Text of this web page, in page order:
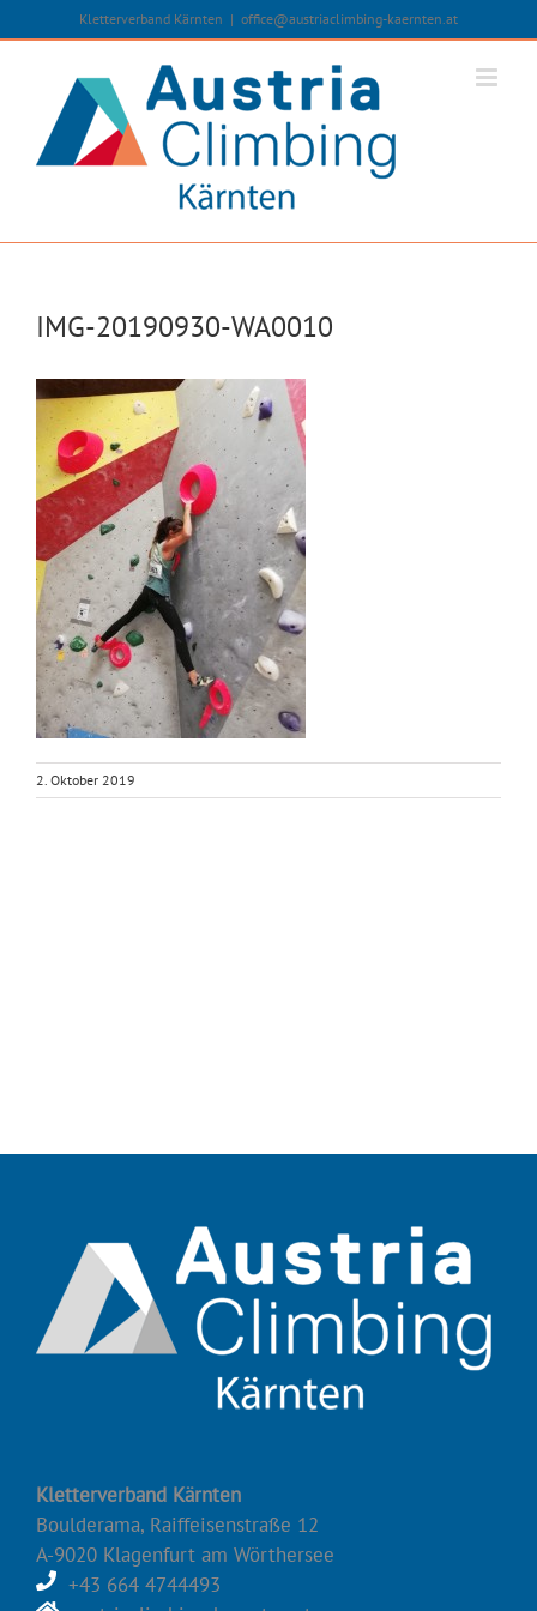
Inhalt
Kletterverband Kärnten | office@austriaclimbing-kaernten.at
IMG-20190930-WA0010
2. Oktober 2019
Kletterverband Kärnten
Boulderama, Raiffeisenstraße 12
A-9020 Klagenfurt am Wörthersee
+43 664 4744493